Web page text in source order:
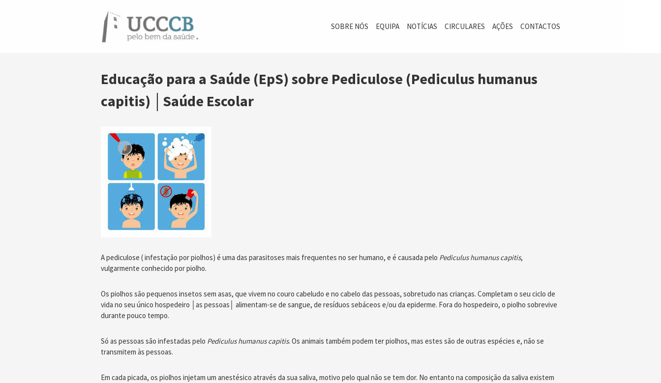
SOBRE NÓS EQUIPA NOTÍCIAS CIRCULARES AÇÕES CONTACTOS
Educação para a Saúde (EpS) sobre Pediculose (Pediculus humanus
capitis) │Saúde Escolar
A pediculose ( infestação por piolhos) é uma das parasitoses mais frequentes no ser humano, e é causada pelo Pediculus humanus capitis,
vulgarmente conhecido por piolho.
Os piolhos são pequenos insetos sem asas, que vivem no couro cabeludo e no cabelo das pessoas, sobretudo nas crianças. Completam o seu ciclo de
vida no seu único hospedeiro │as pessoas│ alimentam-se de sangue, de resíduos sebáceos e/ou da epiderme. Fora do hospedeiro, o piolho sobrevive
durante pouco tempo.
Só as pessoas são infestadas pelo Pediculus humanus capitis. Os animais também podem ter piolhos, mas estes são de outras espécies e, não se
transmitem às pessoas.
Em cada picada, os piolhos injetam um anestésico através da sua saliva, motivo pelo qual não se tem dor. No entanto na composição da saliva existem